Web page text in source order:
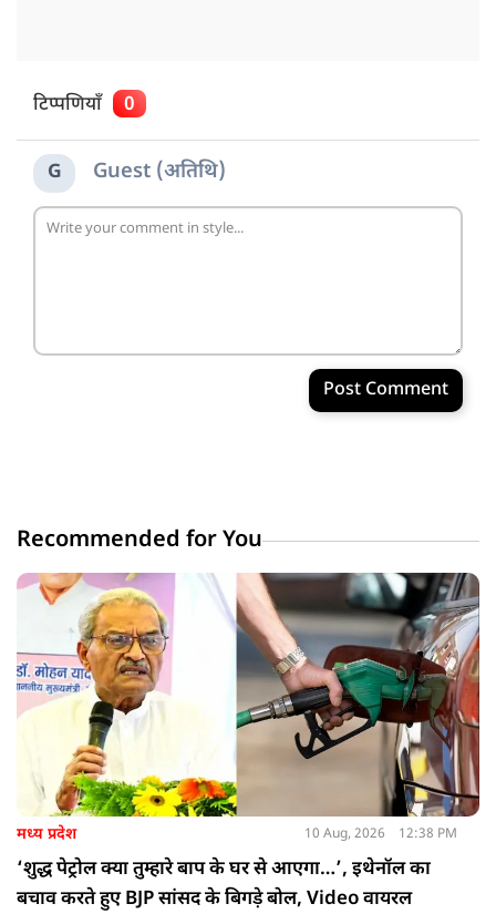
टिप्पणियाँ 0
G Guest (अतिथि)
Post Comment
Recommended for You
मध्य प्रदेश 10 Aug, 2026 12:38 PM
‘शुद्ध पेट्रोल क्या तुम्हारे बाप के घर से आएगा…’, इथेनॉल का
बचाव करते हुए BJP सांसद के बिगड़े बोल, Video वायरल